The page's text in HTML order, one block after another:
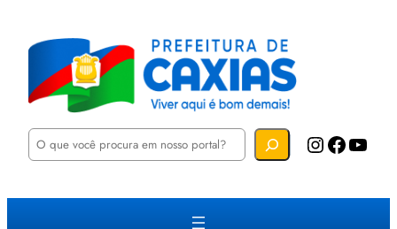
P
u
Instagram Facebook YouTube